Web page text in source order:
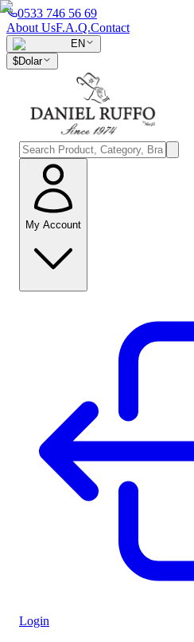
0533 746 56 69
About UsF.A.Q.Contact
EN
$Dolar
My Account
Login